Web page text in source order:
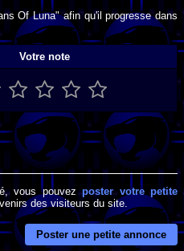
Of Luna" afin qu'il progresse dans
Votre note
vous pouvezposter votre petite
des visiteurs du site.
Poster une petite annonce